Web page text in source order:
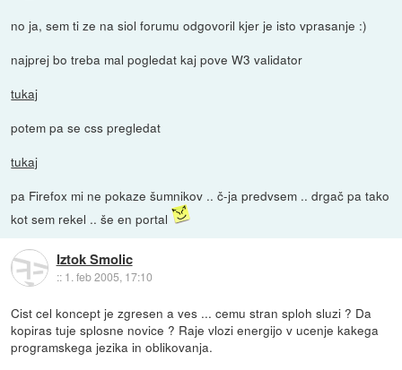
no ja, sem ti ze na siol forumu odgovoril kjer je isto vprasanje :)
najprej bo treba mal pogledat kaj pove W3 validator
tukaj
potem pa se css pregledat
tukaj
pa Firefox mi ne pokaze šumnikov .. č-ja predvsem .. drgač pa tako
kot sem rekel .. še en portal
Iztok Smolic
:: 1. feb 2005, 17:10
Cist cel koncept je zgresen a ves ... cemu stran sploh sluzi ? Da
kopiras tuje splosne novice ? Raje vlozi energijo v ucenje kakega
programskega jezika in oblikovanja.